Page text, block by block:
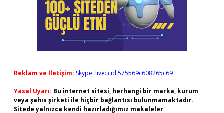
Reklam ve İletişim: Skype: live:.cid.575569c608265c69
Yasal Uyarı: Bu internet sitesi, herhangi bir marka, kurum
veya şahıs şirketi ile hiçbir bağlantısı bulunmamaktadır.
Sitede yalnızca kendi hazırladığımız makaleler